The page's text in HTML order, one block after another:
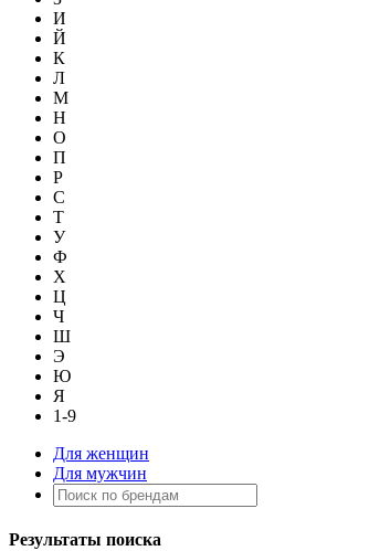
И
Й
К
Л
М
Н
О
П
Р
С
Т
У
Ф
Х
Ц
Ч
Ш
Э
Ю
Я
1-9
Для женщин
Для мужчин
Результаты поиска